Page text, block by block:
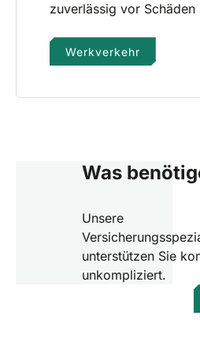
zuverlässig vor Schäden
Werkverkehr
Was
Unsere
unterstützen Sie
unkompliziert.